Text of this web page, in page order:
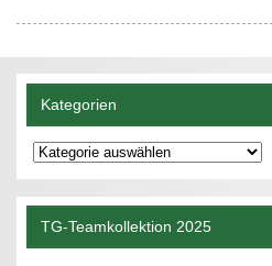
Kategorien
Kategorien
TG-Teamkollektion 2025